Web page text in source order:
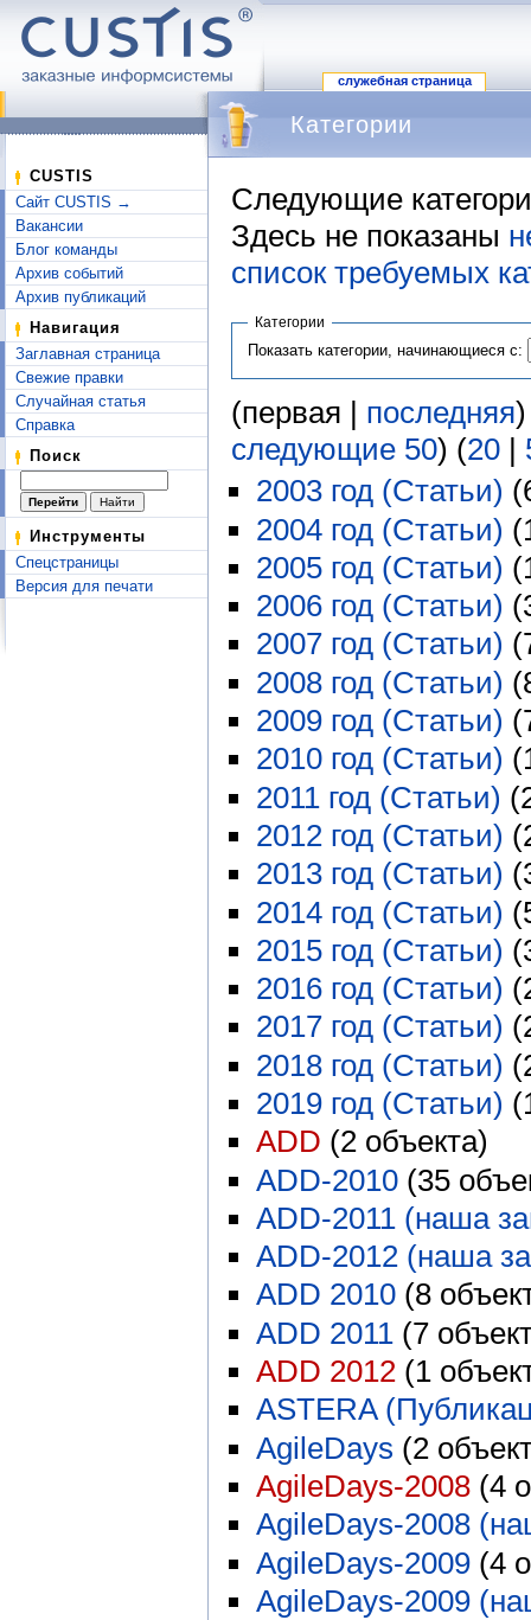
служебная страница
CUSTIS
Сайт CUSTIS →
Вакансии
Блог команды
Архив событий
Архив публикаций
Навигация
Заглавная страница
Свежие правки
Случайная статья
Справка
Поиск
Инструменты
Спецстраницы
Версия для печати
Категории
Следующие
Здесь не показаны
список требуемых
Категории
Показать категории, начинающиеся с:
(первая | последняя
следующие 50) (20 |
2003 год (Статьи)
2004 год (Статьи)
2005 год (Статьи)
2006 год (Статьи)
2007 год (Статьи)
2008 год (Статьи)
2009 год (Статьи)
2010 год (Статьи)
2011 год (Статьи)
2012 год (Статьи)
2013 год (Статьи)
2014 год (Статьи)
2015 год (Статьи)
2016 год (Статьи)
2017 год (Статьи)
2018 год (Статьи)
2019 год (Статьи)
ADD ‏‎ (2 объекта)
ADD-2010 (35
ADD-2011 (наша
ADD-2012 (наша
ADD 2010 (8
ADD 2011 (7
ADD 2012 (1
ASTERA
AgileDays (2
AgileDays-2008 (4
AgileDays-2008
AgileDays-2009 (4
AgileDays-2009